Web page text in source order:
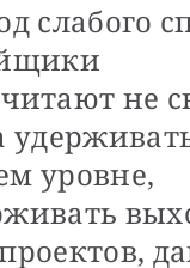
слабого
не
уровне,